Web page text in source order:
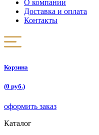
О компании
Доставка и оплата
Контакты
Корзина
(0 руб.)
оформить заказ
Каталог